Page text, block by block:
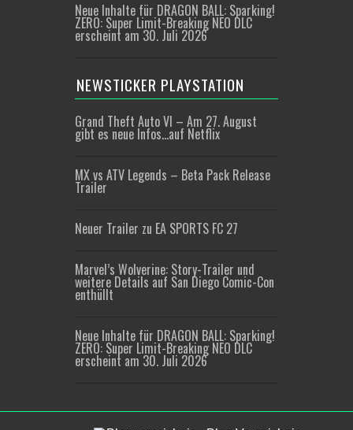
Neue Inhalte für DRAGON BALL: Sparking!
ZERO: Super Limit-Breaking NEO DLC
erscheint am 30. Juli 2026
NEWSTICKER PLAYSTATION
Grand Theft Auto VI – Am 27. August
gibt es neue Infos…auf Netflix
MX vs ATV Legends – Beta Pack Release
Trailer
Neuer Trailer zu EA SPORTS FC 27
Marvel’s Wolverine: Story-Trailer und
weitere Details auf San Diego Comic-Con
enthüllt
Neue Inhalte für DRAGON BALL: Sparking!
ZERO: Super Limit-Breaking NEO DLC
erscheint am 30. Juli 2026